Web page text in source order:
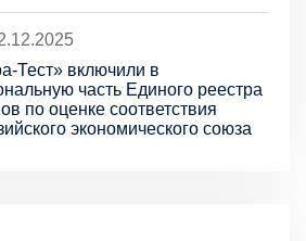
Тест» включили в
часть Единого реестра
по оценке соответствия
экономического союза